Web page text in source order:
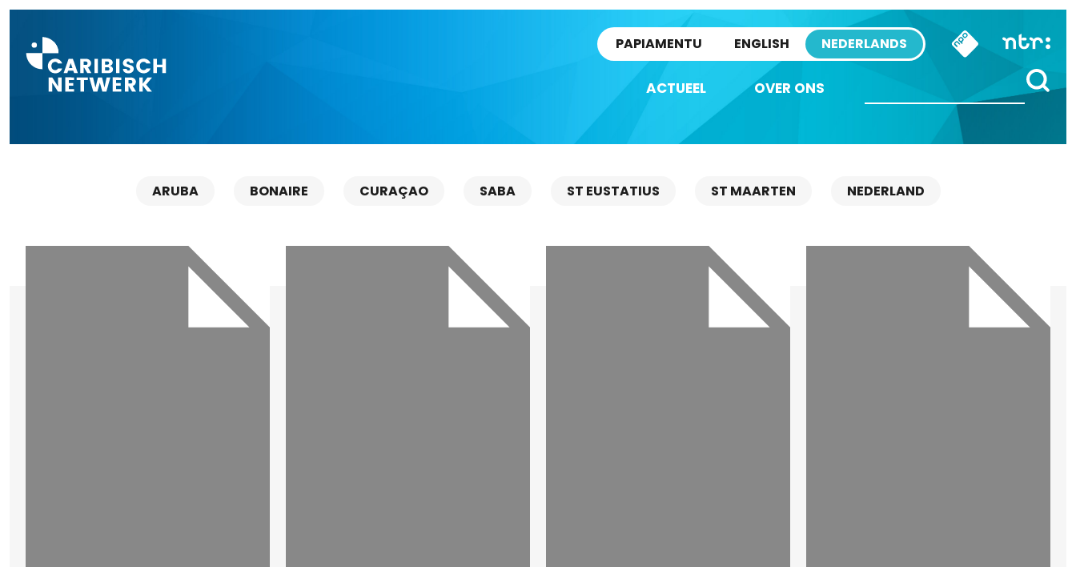
PAPIAMENTU ENGLISH NEDERLANDS
ACTUEEL OVER ONS
ARUBA BONAIRE CURAÇAO SABA ST EUSTATIUS ST MAARTEN NEDERLAND